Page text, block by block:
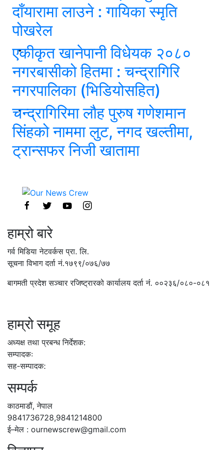
दाँयारामा लाउने : गायिका स्‍मृति
पोखरेल
एकीकृत खानेपानी विधेयक २०८०
नगरबासीको हितमा : चन्द्रागिरि
नगरपालिका (भिडियोसहित)
चन्द्रागिरिमा लौह पुरुष गणेशमान
सिंहको नाममा लुट, नगद खल्तीमा,
ट्रान्सफर निजी खातामा
हाम्रो बारे
गर्व मिडिया नेटवर्कस प्रा. लि.
सूचना विभाग दर्ता नं.१७९९/०७६/७७
बागमती प्रदेश सञ्चार रजिष्ट्रारको कार्यालय दर्ता नंं. ००२३६/०८०-०८१
हाम्रो समूह
अध्यक्ष तथा प्रबन्ध निर्देशक:
सम्पादकः
सह-सम्पादक:
सम्पर्क
काठमाडौं, नेपाल
9841736728,9841214800
ई–मेल : ournewscrew@gmail.com